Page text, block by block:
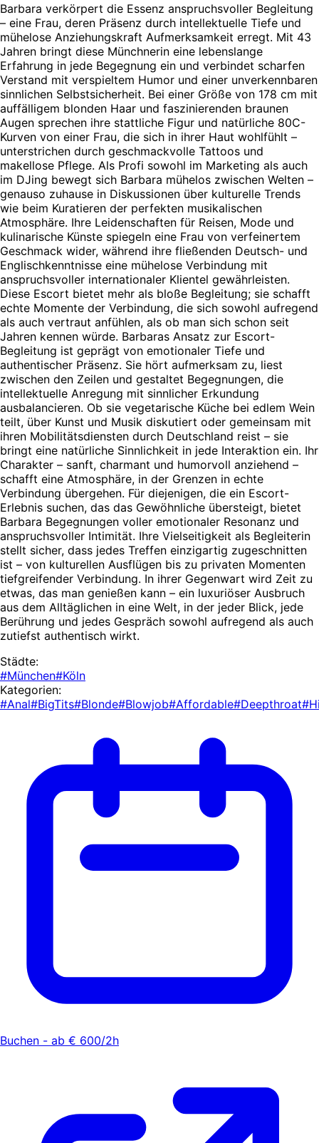
Barbara verkörpert die Essenz anspruchsvoller Begleitung
– eine Frau, deren Präsenz durch intellektuelle Tiefe und
mühelose Anziehungskraft Aufmerksamkeit erregt. Mit 43
Jahren bringt diese Münchnerin eine lebenslange
Erfahrung in jede Begegnung ein und verbindet scharfen
Verstand mit verspieltem Humor und einer unverkennbaren
sinnlichen Selbstsicherheit. Bei einer Größe von 178 cm mit
auffälligem blonden Haar und faszinierenden braunen
Augen sprechen ihre stattliche Figur und natürliche 80C-
Kurven von einer Frau, die sich in ihrer Haut wohlfühlt –
unterstrichen durch geschmackvolle Tattoos und
makellose Pflege. Als Profi sowohl im Marketing als auch
im DJing bewegt sich Barbara mühelos zwischen Welten –
genauso zuhause in Diskussionen über kulturelle Trends
wie beim Kuratieren der perfekten musikalischen
Atmosphäre. Ihre Leidenschaften für Reisen, Mode und
kulinarische Künste spiegeln eine Frau von verfeinertem
Geschmack wider, während ihre fließenden Deutsch- und
Englischkenntnisse eine mühelose Verbindung mit
anspruchsvoller internationaler Klientel gewährleisten.
Diese Escort bietet mehr als bloße Begleitung; sie schafft
echte Momente der Verbindung, die sich sowohl aufregend
als auch vertraut anfühlen, als ob man sich schon seit
Jahren kennen würde. Barbaras Ansatz zur Escort-
Begleitung ist geprägt von emotionaler Tiefe und
authentischer Präsenz. Sie hört aufmerksam zu, liest
zwischen den Zeilen und gestaltet Begegnungen, die
intellektuelle Anregung mit sinnlicher Erkundung
ausbalancieren. Ob sie vegetarische Küche bei edlem Wein
teilt, über Kunst und Musik diskutiert oder gemeinsam mit
ihren Mobilitätsdiensten durch Deutschland reist – sie
bringt eine natürliche Sinnlichkeit in jede Interaktion ein. Ihr
Charakter – sanft, charmant und humorvoll anziehend –
schafft eine Atmosphäre, in der Grenzen in echte
Verbindung übergehen. Für diejenigen, die ein Escort-
Erlebnis suchen, das das Gewöhnliche übersteigt, bietet
Barbara Begegnungen voller emotionaler Resonanz und
anspruchsvoller Intimität. Ihre Vielseitigkeit als Begleiterin
stellt sicher, dass jedes Treffen einzigartig zugeschnitten
ist – von kulturellen Ausflügen bis zu privaten Momenten
tiefgreifender Verbindung. In ihrer Gegenwart wird Zeit zu
etwas, das man genießen kann – ein luxuriöser Ausbruch
aus dem Alltäglichen in eine Welt, in der jeder Blick, jede
Berührung und jedes Gespräch sowohl aufregend als auch
zutiefst authentisch wirkt.
Städte:
#München#Köln
Kategorien:
#Anal#BigTits#Blonde#Blowjob#Affordable#Deepthroat
Buchen - ab € 600/2h